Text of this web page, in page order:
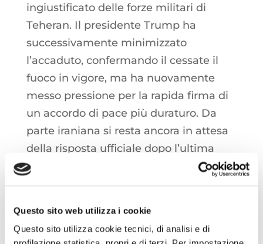
Questo sito web utilizza i cookie
Questo sito utilizza cookie tecnici, di analisi e di
ingiustificato delle forze militari di
Teheran. Il presidente Trump ha
successivamente minimizzato
l’accaduto, confermando il cessate il
fuoco in vigore, ma ha nuovamente
messo pressione per la rapida firma di
un accordo di pace più duraturo. Da
parte iraniana si resta ancora in attesa
della risposta ufficiale dopo l’ultima
proposta presentata dalla Casa Bianca.
metaniera HL SEA EAGLE risulta